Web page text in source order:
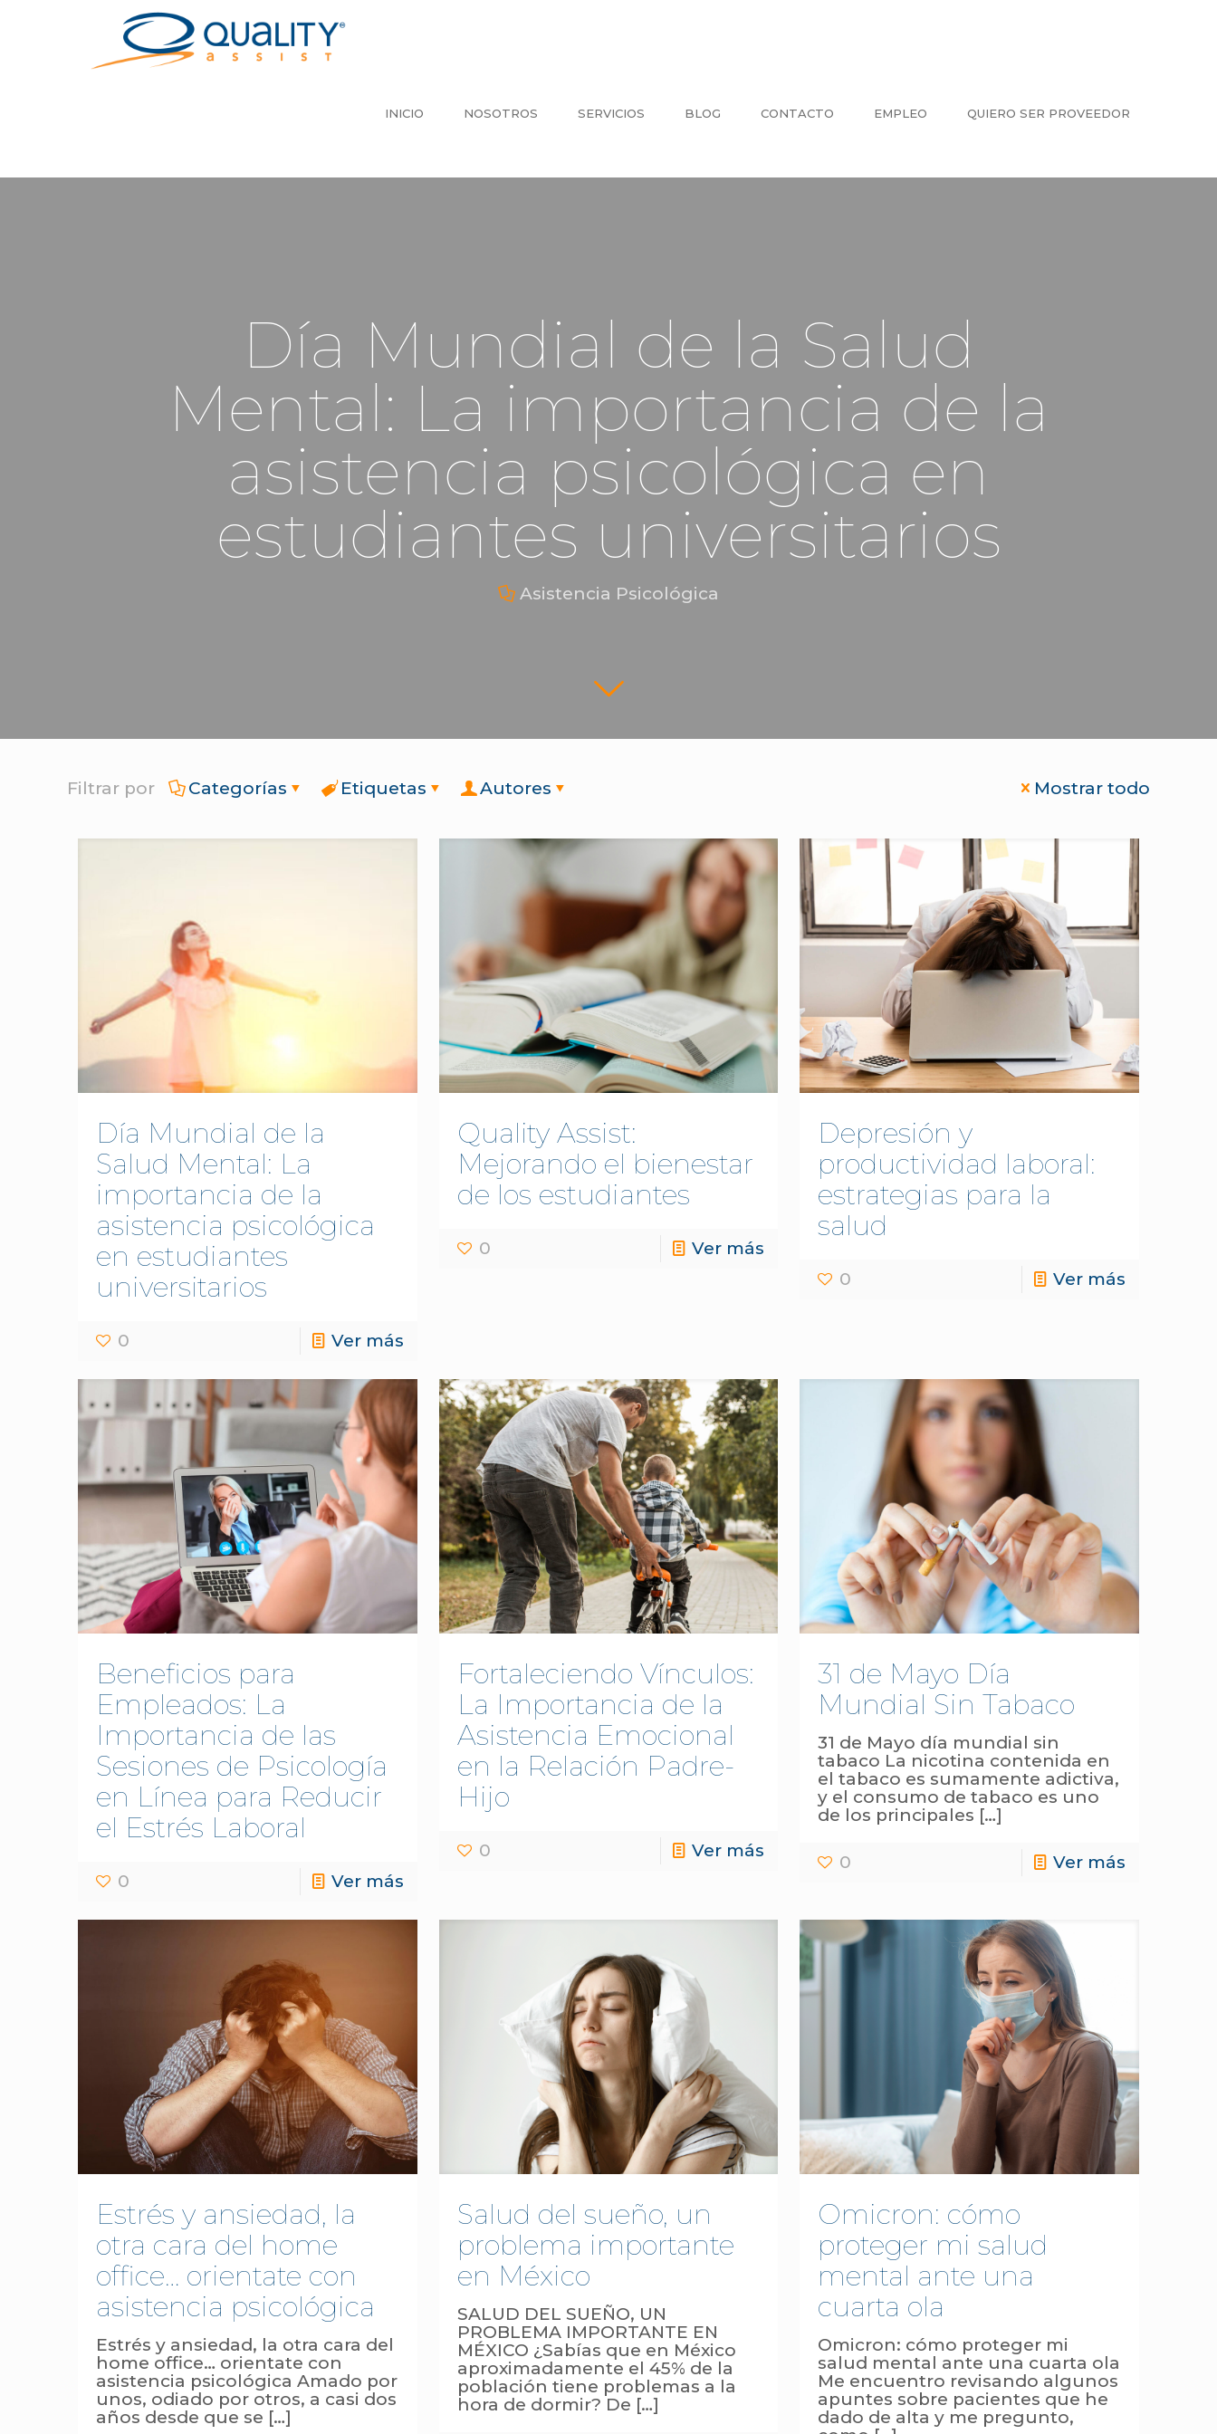
INICIO NOSOTROS SERVICIOS BLOG CONTACTO EMPLEO QUIERO SER PROVEEDOR
Día Mundial de la Salud
Mental: La importancia de la
asistencia psicológica en
estudiantes universitarios
Asistencia Psicológica
Filtrar por Categorías Etiquetas Autores Mostrar todo
Día Mundial de la
Salud Mental: La
importancia de la
asistencia psicológica
en estudiantes
universitarios
0 Ver más
Quality Assist:
Mejorando el bienestar
de los estudiantes
0 Ver más
Depresión y
productividad laboral:
estrategias para la
salud
0 Ver más
Beneficios para
Empleados: La
Importancia de las
Sesiones de Psicología
en Línea para Reducir
el Estrés Laboral
0 Ver más
Fortaleciendo Vínculos:
La Importancia de la
Asistencia Emocional
en la Relación Padre-
Hijo
0 Ver más
31 de Mayo Día
Mundial Sin Tabaco
31 de Mayo día mundial sin
tabaco La nicotina contenida en
el tabaco es sumamente adictiva,
y el consumo de tabaco es uno
de los principales […]
0 Ver más
Estrés y ansiedad, la
otra cara del home
office… orientate con
asistencia psicológica
Estrés y ansiedad, la otra cara del
home office… orientate con
asistencia psicológica Amado por
unos, odiado por otros, a casi dos
años desde que se […]
Salud del sueño, un
problema importante
en México
SALUD DEL SUEÑO, UN
PROBLEMA IMPORTANTE EN
MÉXICO ¿Sabías que en México
aproximadamente el 45% de la
población tiene problemas a la
hora de dormir? De […]
Omicron: cómo
proteger mi salud
mental ante una
cuarta ola
Omicron: cómo proteger mi
salud mental ante una cuarta ola
Me encuentro revisando algunos
apuntes sobre pacientes que he
dado de alta y me pregunto,